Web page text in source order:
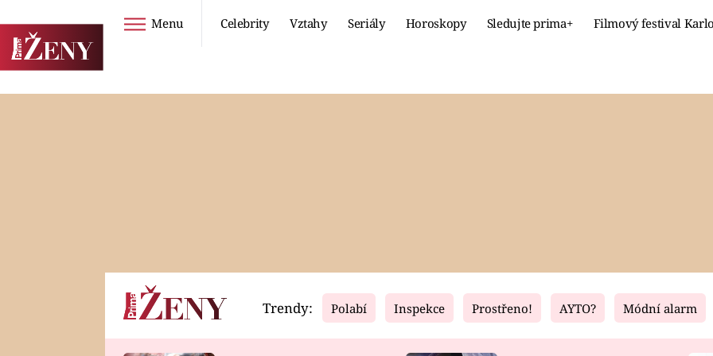
Menu Celebrity Vztahy Seriály Horoskopy Sledujte prima+ Filmový festival
Horoskopy Video Fresh Living
Trendy: Polabí Inspekce Prostřeno! AYTO? Módní alarm